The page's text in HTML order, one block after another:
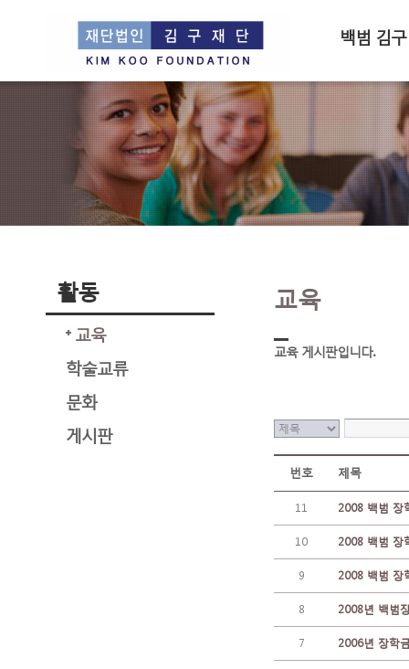
백범 김구
활동
교육
학술교류
문화
게시판
교육
교육 게시판입니다.
번호 제목
11 2008 백범 장
10 2008 백범 장
9 2008 백범 장
8 2008년 백범
7 2006년 장학